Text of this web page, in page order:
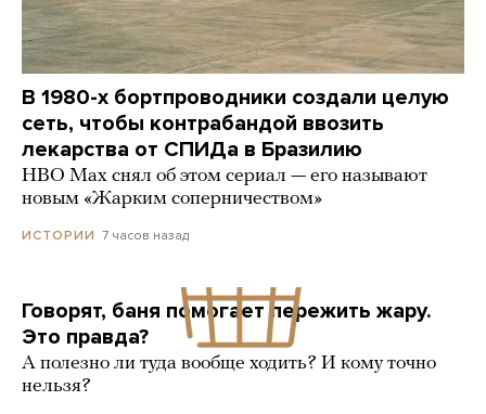
В 1980-х бортпроводники создали целую
сеть, чтобы контрабандой ввозить
лекарства от СПИДа в Бразилию
HBO Max снял об этом сериал — его называют
новым «Жарким соперничеством»
ИСТОРИИ 7 часов назад
Говорят, баня помогает пережить жару.
Это правда?
А полезно ли туда вообще ходить? И кому точно
нельзя?